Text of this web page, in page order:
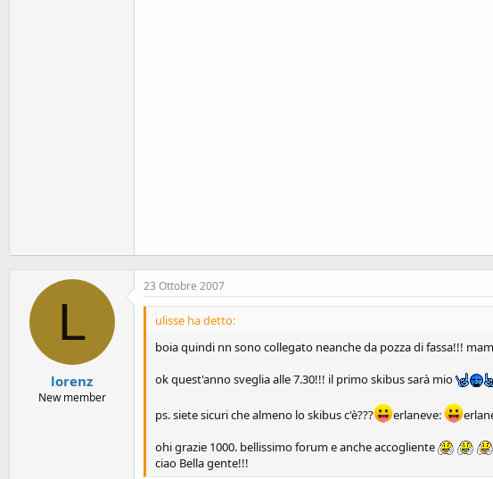
L
lorenz
New member
23 Ottobre 2007
ulisse ha detto:
boia quindi nn sono collegato neanche da pozza di fassa!!!
ok quest'anno sveglia alle 7.30!!! il primo skibus sarà mio
ps. siete sicuri che almeno lo skibus c'è??? erlaneve:
ohi grazie 1000. bellissimo forum e anche accogliente
ciao Bella gente!!!